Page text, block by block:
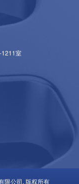
1211室
限公司. 版权所有